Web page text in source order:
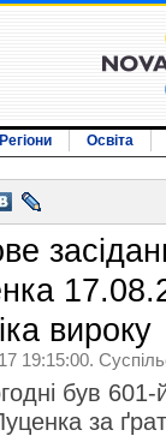
Регіони Освіта
вироку
19:15:00.
був
за